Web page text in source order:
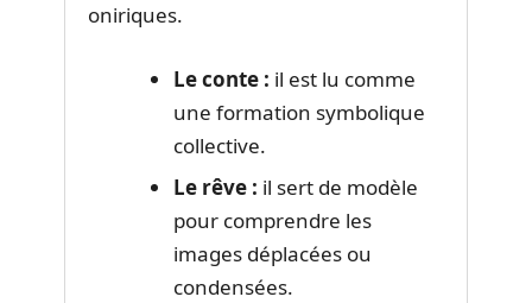
oniriques.
Le conte : il est lu comme
une formation symbolique
collective.
Le rêve : il sert de modèle
pour comprendre les
images déplacées ou
condensées.